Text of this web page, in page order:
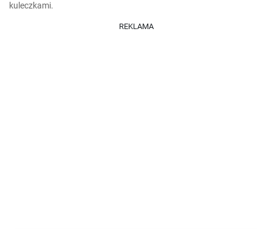
kuleczkami.
REKLAMA